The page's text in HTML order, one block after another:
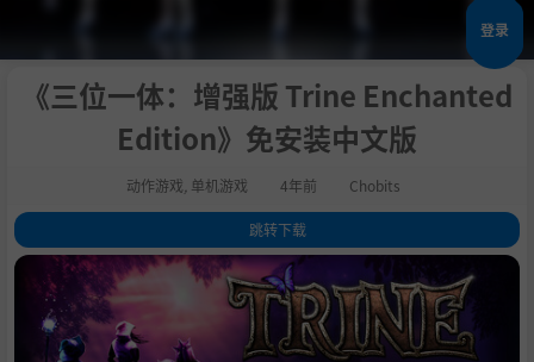
登录
《三位一体：增强版 Trine Enchanted
Edition》免安装中文版
动作游戏 单机游戏 4年前 Chobits
跳转下载
1.关于这款游戏
系统需求
.支持作者
学习版下载